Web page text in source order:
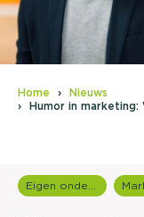
Home
Nieuws
Humor in marketing:
Eigen onderzoeken